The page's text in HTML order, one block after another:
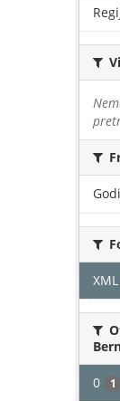
XML
0 1